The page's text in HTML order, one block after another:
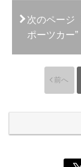
次のページ
ポーツカー”
前へ